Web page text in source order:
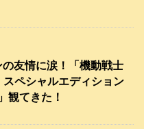
友情に涙！「機動戦士
スペシャルエディション
観てきた！